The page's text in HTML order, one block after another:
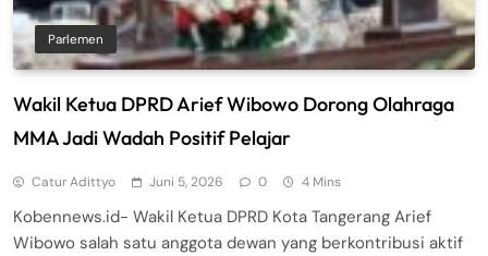
Parlemen
Wakil Ketua DPRD Arief Wibowo Dorong Olahraga
MMA Jadi Wadah Positif Pelajar
Catur Adittyo Juni 5, 2026 0 4 Mins
Kobennews.id- Wakil Ketua DPRD Kota Tangerang Arief
Wibowo salah satu anggota dewan yang berkontribusi aktif